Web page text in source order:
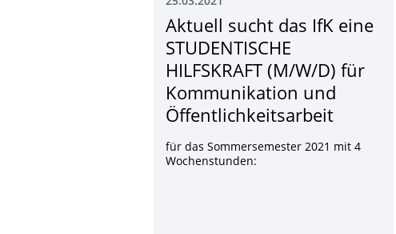
Aktuell sucht das IfK eine
STUDENTISCHE
HILFSKRAFT (M/W/D) für
Kommunikation und
Öffentlichkeitsar­beit
für das Sommersemester 2021 mit 4
Wochenstunden: